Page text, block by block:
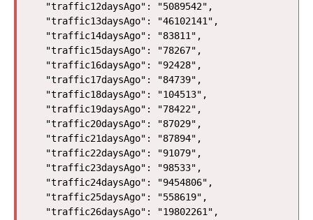
  "traffic12daysAgo": "5089542",
  "traffic13daysAgo": "46102141",
  "traffic14daysAgo": "83811",
  "traffic15daysAgo": "78267",
  "traffic16daysAgo": "92428",
  "traffic17daysAgo": "84739",
  "traffic18daysAgo": "104513",
  "traffic19daysAgo": "78422",
  "traffic20daysAgo": "87029",
  "traffic21daysAgo": "87894",
  "traffic22daysAgo": "91079",
  "traffic23daysAgo": "98533",
  "traffic24daysAgo": "9454806",
  "traffic25daysAgo": "558619",
  "traffic26daysAgo": "19802261",